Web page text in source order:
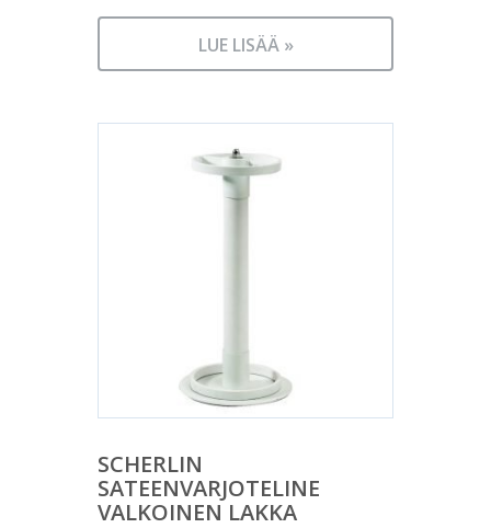
LUE LISÄÄ »
SCHERLIN
SATEENVARJOTELINE
VALKOINEN LAKKA